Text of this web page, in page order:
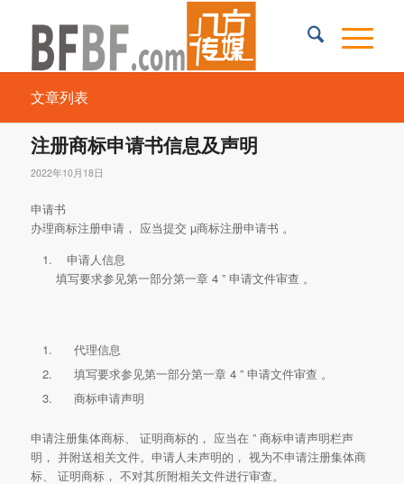
文章列表
注册商标申请书信息及声明
2022年10月18日
申请书
办理商标注册申请， 应当提交 µ商标注册申请书 。
申请人信息
填写要求参见第一部分第一章 4 ” 申请文件审查 。
代理信息
填写要求参见第一部分第一章 4 ” 申请文件审查 。
商标申请声明
申请注册集体商标、 证明商标的， 应当在 ” 商标申请声明栏声
明， 并附送相关文件。申请人未声明的， 视为不申请注册集体商
标、 证明商标， 不对其所附相关文件进行审查。